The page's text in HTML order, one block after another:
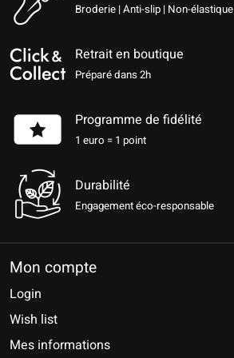
Broderie | Anti-slip | Non-élastique
Retrait en boutique
Préparé dans 2h
Programme de fidélité
1 euro = 1 point
Durabilité
Engagement éco-responsable
Mon compte
Login
Wish list
Mes informations